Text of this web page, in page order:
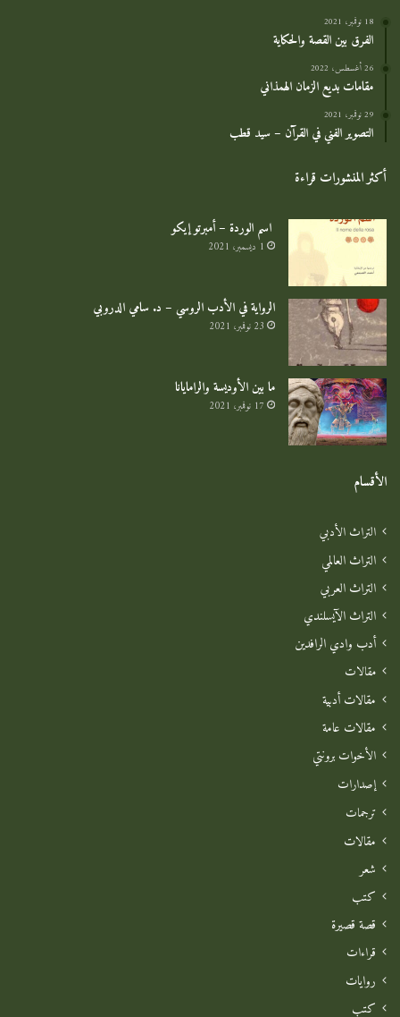
18 نوفمبر، 2021
الفرق بين القصة والحكاية
26 أغسطس، 2022
مقامات بديع الزمان الهمذاني
29 نوفمبر، 2021
التصوير الفني في القرآن – سيد قطب
أكثر المنشورات قراءة
اسم الوردة – أمبرتو إيكو
1 ديسمبر، 2021
الرواية في الأدب الروسي – د. سامي الدروبي
23 نوفمبر، 2021
ما بين الأوديسة والرامايانا
17 نوفمبر، 2021
الأقسام
التراث الأدبي
التراث العالمي
التراث العربي
التراث الآيسلندي
أدب وادي الرافدين
مقالات
مقالات أدبية
مقالات عامة
الأخوات برونتي
إصدارات
ترجمات
مقالات
شعر
كتب
قصة قصيرة
قراءات
روايات
كتب